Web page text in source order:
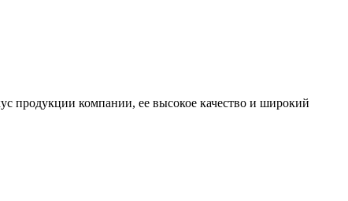
продукции компании, ее высокое качество и широкий